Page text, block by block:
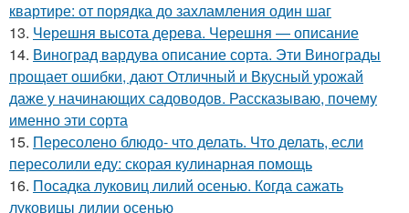
квартире: от порядка до захламления один шаг
13. Черешня высота дерева. Черешня — описание
14. Виноград вардува описание сорта. Эти Винограды
прощает ошибки, дают Отличный и Вкусный урожай
даже у начинающих садоводов. Рассказываю, почему
именно эти сорта
15. Пересолено блюдо- что делать. Что делать, если
пересолили еду: скорая кулинарная помощь
16. Посадка луковиц лилий осенью. Когда сажать
луковицы лилии осенью